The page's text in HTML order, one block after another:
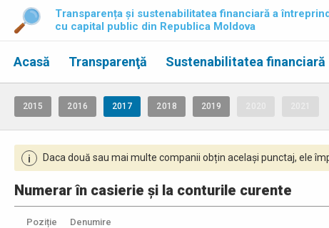
Transparența și sustenabilitatea financiară a
cu capital public din Republica Moldova
Acasă Transparenţă Sustenabilitatea financiară
2015 2016 2017 2018 2019
i Daca două sau mai multe companii obțin același punctaj, ele
Numerar în casierie și la conturile curente
Poziție Denumire